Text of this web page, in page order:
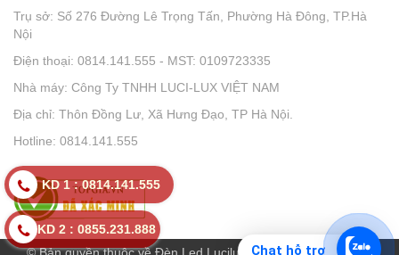
Trụ sở: Số 276 Đường Lê Trọng Tấn, Phường Hà Đông, TP.Hà
Nội
Điện thoại: 0814.141.555 - MST: 0109723335
Nhà máy: Công Ty TNHH LUCI-LUX VIỆT NAM
Địa chỉ: Thôn Đồng Lư, Xã Hưng Đạo, TP Hà Nội.
Hotline: 0814.141.555
KD 2 : 0855.231.888
KD 1 : 0814.141.555
Chat hỗ trợ